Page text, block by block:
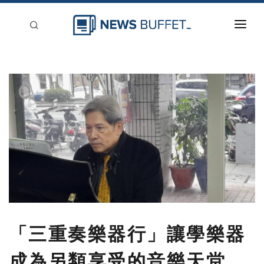
新聞稿分類
登入
刊登
「三重奏樂器行」讓學樂器